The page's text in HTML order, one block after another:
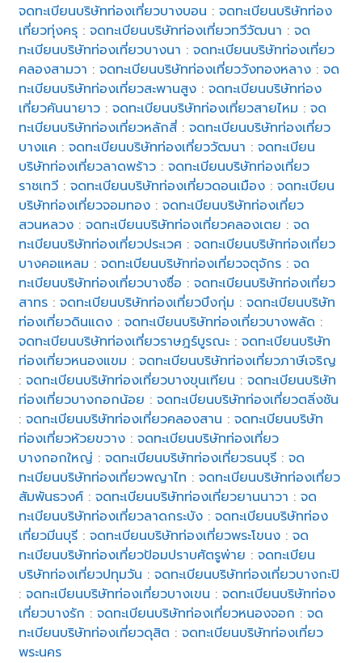
จดทะเบียนบริษัทท่องเที่ยวบางบอน :จดทะเบียนบริษัทท่อง
เที่ยวทุ่งครุ :จดทะเบียนบริษัทท่องเที่ยวทวีวัฒนา :จด
ทะเบียนบริษัทท่องเที่ยวบางนา :จดทะเบียนบริษัทท่องเที่ยว
คลองสามวา :จดทะเบียนบริษัทท่องเที่ยววังทองหลาง :จด
ทะเบียนบริษัทท่องเที่ยวสะพานสูง :จดทะเบียนบริษัทท่อง
เที่ยวคันนายาว :จดทะเบียนบริษัทท่องเที่ยวสายไหม :จด
ทะเบียนบริษัทท่องเที่ยวหลักสี่ :จดทะเบียนบริษัทท่องเที่ยว
บางแค :จดทะเบียนบริษัทท่องเที่ยววัฒนา :จดทะเบียน
บริษัทท่องเที่ยวลาดพร้าว :จดทะเบียนบริษัทท่องเที่ยว
ราชเทวี :จดทะเบียนบริษัทท่องเที่ยวดอนเมือง :จดทะเบียน
บริษัทท่องเที่ยวจอมทอง :จดทะเบียนบริษัทท่องเที่ยว
สวนหลวง :จดทะเบียนบริษัทท่องเที่ยวคลองเตย :จด
ทะเบียนบริษัทท่องเที่ยวประเวศ :จดทะเบียนบริษัทท่องเที่ยว
บางคอแหลม :จดทะเบียนบริษัทท่องเที่ยวจตุจักร :จด
ทะเบียนบริษัทท่องเที่ยวบางซื่อ :จดทะเบียนบริษัทท่องเที่ยว
สาทร :จดทะเบียนบริษัทท่องเที่ยวบึงกุ่ม :จดทะเบียนบริษัท
ท่องเที่ยวดินแดง :จดทะเบียนบริษัทท่องเที่ยวบางพลัด :
จดทะเบียนบริษัทท่องเที่ยวราษฎร์บูรณะ :จดทะเบียนบริษัท
ท่องเที่ยวหนองแขม :จดทะเบียนบริษัทท่องเที่ยวภาษีเจริญ
:จดทะเบียนบริษัทท่องเที่ยวบางขุนเทียน :จดทะเบียนบริษัท
ท่องเที่ยวบางกอกน้อย :จดทะเบียนบริษัทท่องเที่ยวตลิ่งชัน
:จดทะเบียนบริษัทท่องเที่ยวคลองสาน :จดทะเบียนบริษัท
ท่องเที่ยวห้วยขวาง :จดทะเบียนบริษัทท่องเที่ยว
บางกอกใหญ่ :จดทะเบียนบริษัทท่องเที่ยวธนบุรี :จด
ทะเบียนบริษัทท่องเที่ยวพญาไท :จดทะเบียนบริษัทท่องเที่ยว
สัมพันธวงศ์ :จดทะเบียนบริษัทท่องเที่ยวยานนาวา :จด
ทะเบียนบริษัทท่องเที่ยวลาดกระบัง :จดทะเบียนบริษัทท่อง
เที่ยวมีนบุรี :จดทะเบียนบริษัทท่องเที่ยวพระโขนง :จด
ทะเบียนบริษัทท่องเที่ยวป้อมปราบศัตรูพ่าย :จดทะเบียน
บริษัทท่องเที่ยวปทุมวัน :จดทะเบียนบริษัทท่องเที่ยวบางกะปิ
:จดทะเบียนบริษัทท่องเที่ยวบางเขน :จดทะเบียนบริษัทท่อง
เที่ยวบางรัก :จดทะเบียนบริษัทท่องเที่ยวหนองจอก :จด
ทะเบียนบริษัทท่องเที่ยวดุสิต :จดทะเบียนบริษัทท่องเที่ยว
พระนคร